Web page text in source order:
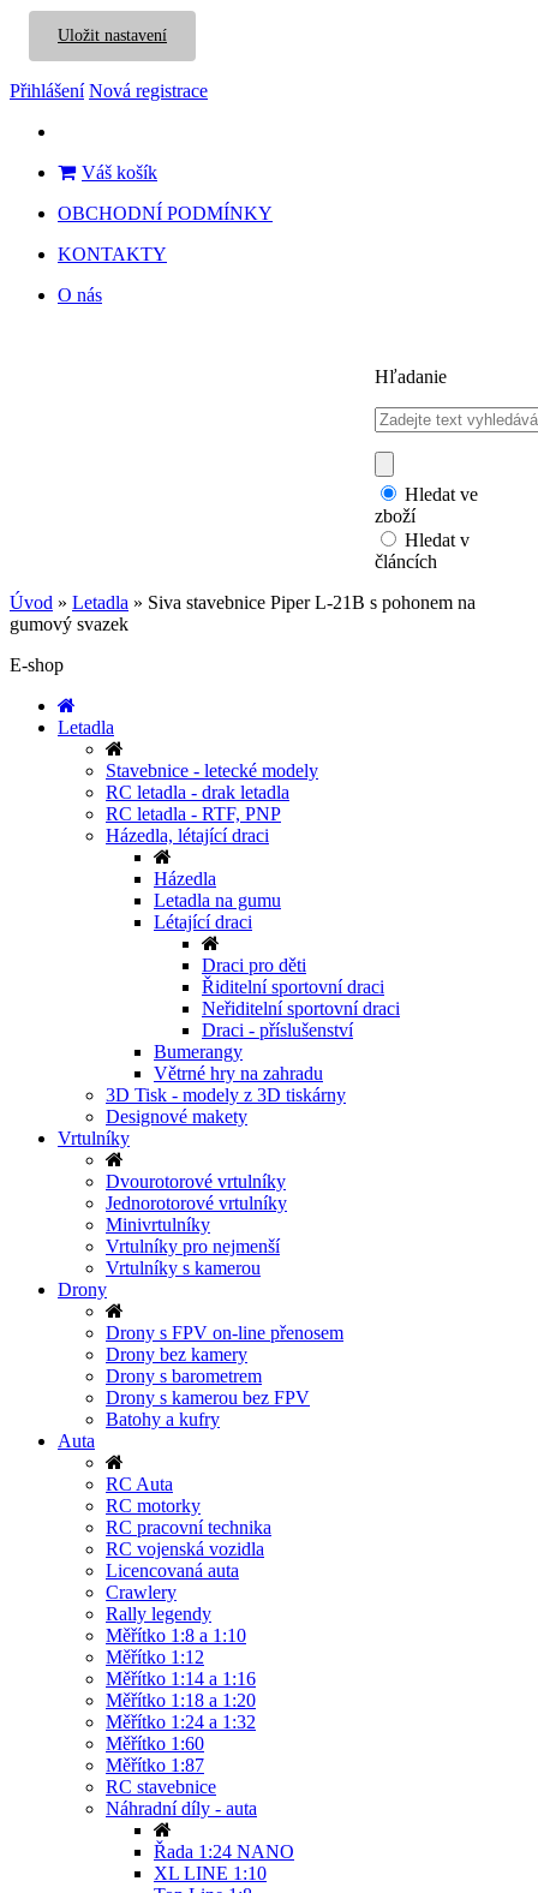
Uložit nastavení
Přihlášení Nová registrace
Váš košík
OBCHODNÍ PODMÍNKY
KONTAKTY
O nás
Hľadanie
Hledat ve
zboží
Hledat v
článcích
Úvod » Letadla » Siva stavebnice Piper L-21B s pohonem na
gumový svazek
E-shop
Letadla
Stavebnice - letecké modely
RC letadla - drak letadla
RC letadla - RTF, PNP
Házedla, létající draci
Házedla
Letadla na gumu
Létající draci
Draci pro děti
Řiditelní sportovní draci
Neřiditelní sportovní draci
Draci - příslušenství
Bumerangy
Větrné hry na zahradu
3D Tisk - modely z 3D tiskárny
Designové makety
Vrtulníky
Dvourotorové vrtulníky
Jednorotorové vrtulníky
Minivrtulníky
Vrtulníky pro nejmenší
Vrtulníky s kamerou
Drony
Drony s FPV on-line přenosem
Drony bez kamery
Drony s barometrem
Drony s kamerou bez FPV
Batohy a kufry
Auta
RC Auta
RC motorky
RC pracovní technika
RC vojenská vozidla
Licencovaná auta
Crawlery
Rally legendy
Měřítko 1:8 a 1:10
Měřítko 1:12
Měřítko 1:14 a 1:16
Měřítko 1:18 a 1:20
Měřítko 1:24 a 1:32
Měřítko 1:60
Měřítko 1:87
RC stavebnice
Náhradní díly - auta
Řada 1:24 NANO
XL LINE 1:10